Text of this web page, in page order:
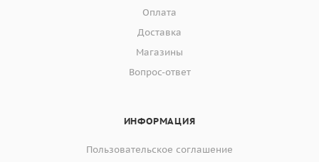
Оплата
Доставка
Магазины
Вопрос-ответ
ИНФОРМАЦИЯ
Пользовательское соглашение